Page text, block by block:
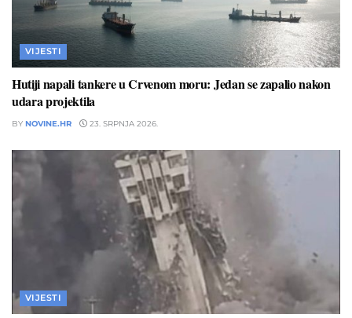
VIJESTI
Hutiji napali tankere u Crvenom moru: Jedan se zapalio nakon
udara projektila
BY NOVINE.HR 23. SRPNJA 2026.
VIJESTI